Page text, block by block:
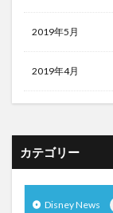
2019年5月
2019年4月
カテゴリー
Disney News